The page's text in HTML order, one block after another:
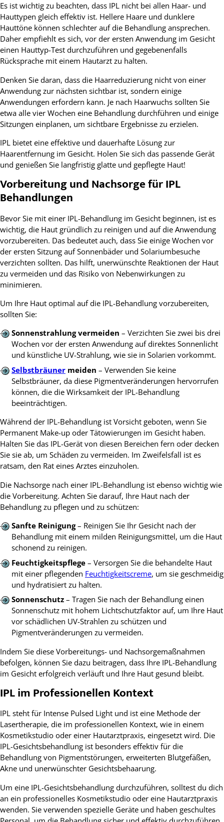
Es ist wichtig zu beachten, dass IPL nicht bei allen Haar- und
Hauttypen gleich effektiv ist. Hellere Haare und dunklere
Hauttöne können schlechter auf die Behandlung ansprechen.
Daher empfiehlt es sich, vor der ersten Anwendung im Gesicht
einen Hauttyp-Test durchzuführen und gegebenenfalls
Rücksprache mit einem Hautarzt zu halten.
Denken Sie daran, dass die Haarreduzierung nicht von einer
Anwendung zur nächsten sichtbar ist, sondern einige
Anwendungen erfordern kann. Je nach Haarwuchs sollten Sie
etwa alle vier Wochen eine Behandlung durchführen und einige
Sitzungen einplanen, um sichtbare Ergebnisse zu erzielen.
IPL bietet eine effektive und dauerhafte Lösung zur
Haarentfernung im Gesicht. Holen Sie sich das passende Gerät
und genießen Sie langfristig glatte und gepflegte Haut!
Vorbereitung und Nachsorge für IPL
Behandlungen
Bevor Sie mit einer IPL-Behandlung im Gesicht beginnen, ist es
wichtig, die Haut gründlich zu reinigen und auf die Anwendung
vorzubereiten. Das bedeutet auch, dass Sie einige Wochen vor
der ersten Sitzung auf Sonnenbäder und Solariumbesuche
verzichten sollten. Das hilft, unerwünschte Reaktionen der Haut
zu vermeiden und das Risiko von Nebenwirkungen zu
minimieren.
Um Ihre Haut optimal auf die IPL-Behandlung vorzubereiten,
sollten Sie:
Sonnenstrahlung vermeiden – Verzichten Sie zwei bis drei
Wochen vor der ersten Anwendung auf direktes Sonnenlicht
und künstliche UV-Strahlung, wie sie in Solarien vorkommt.
Selbstbräunermeiden – Verwenden Sie keine
Selbstbräuner, da diese Pigmentveränderungen hervorrufen
können, die die Wirksamkeit der IPL-Behandlung
beeinträchtigen.
Während der IPL-Behandlung ist Vorsicht geboten, wenn Sie
Permanent Make-up oder Tätowierungen im Gesicht haben.
Halten Sie das IPL-Gerät von diesen Bereichen fern oder decken
Sie sie ab, um Schäden zu vermeiden. Im Zweifelsfall ist es
ratsam, den Rat eines Arztes einzuholen.
Die Nachsorge nach einer IPL-Behandlung ist ebenso wichtig wie
die Vorbereitung. Achten Sie darauf, Ihre Haut nach der
Behandlung zu pflegen und zu schützen:
Sanfte Reinigung– Reinigen Sie Ihr Gesicht nach der
Behandlung mit einem milden Reinigungsmittel, um die Haut
schonend zu reinigen.
Feuchtigkeitspflege– Versorgen Sie die behandelte Haut
mit einer pflegenden Feuchtigkeitscreme, um sie geschmeidig
und hydratisiert zu halten.
Sonnenschutz– Tragen Sie nach der Behandlung einen
Sonnenschutz mit hohem Lichtschutzfaktor auf, um Ihre Haut
vor schädlichen UV-Strahlen zu schützen und
Pigmentveränderungen zu vermeiden.
Indem Sie diese Vorbereitungs- und Nachsorgemaßnahmen
befolgen, können Sie dazu beitragen, dass Ihre IPL-Behandlung
im Gesicht erfolgreich verläuft und Ihre Haut gesund bleibt.
IPL im Professionellen Kontext
IPL steht für Intense Pulsed Light und ist eine Methode der
Lasertherapie, die im professionellen Kontext, wie in einem
Kosmetikstudio oder einer Hautarztpraxis, eingesetzt wird. Die
IPL-Gesichtsbehandlung ist besonders effektiv für die
Behandlung von Pigmentstörungen, erweiterten Blutgefäßen,
Akne und unerwünschter Gesichtsbehaarung.
Um eine IPL-Gesichtsbehandlung durchzuführen, solltest du dich
an ein professionelles Kosmetikstudio oder eine Hautarztpraxis
wenden. Sie verwenden spezielle Geräte und haben geschultes